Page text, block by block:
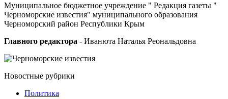
Муниципальное бюджетное учреждение " Редакция газеты "
Черноморские известия" муниципального образования
Черноморский район Республики Крым
Главного редактора - Иванюта Наталья Реональдовна
Новостные рубрики
Политика